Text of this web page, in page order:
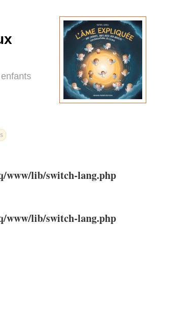
www/lib/switch-lang.php
www/lib/switch-lang.php